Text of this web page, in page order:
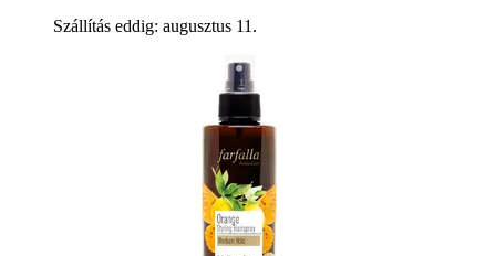
Szállítás eddig: augusztus 11.